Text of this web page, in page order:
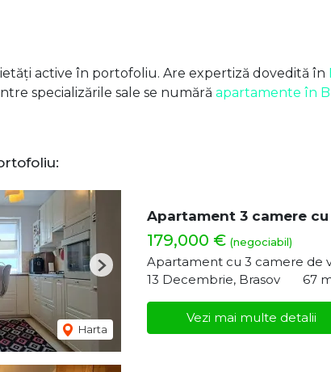
active în portofoliu. Are expertiză dovedită în
specializările sale se numărăapartamente în
Harta
Next
Apartament 3 camere
179,000 €(negociabil)
Apartament cu 3 camere de
13 Decembrie, Brasov
67
Vezi mai multe detalii